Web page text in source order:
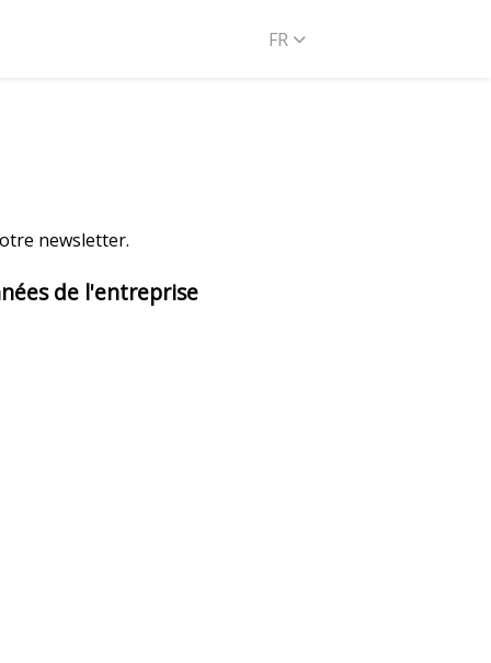
FR
newsletter.
de l'entreprise